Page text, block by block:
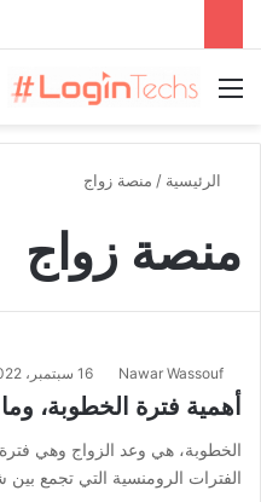
القائمة
الرئيسية / منصة زواج
منصة زواج
Nawar Wassouf 16 سبتمبر، 2022
أهمية فترة الخطوبة،
الخطوبة، هي وعد الزواج وهي
الفترات الرومنسية التي تجمع